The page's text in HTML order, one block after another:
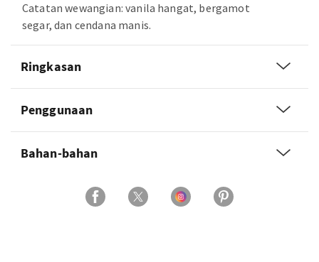
Catatan wewangian: vanila hangat, bergamot
segar, dan cendana manis.
Ringkasan
Penggunaan
Bahan-bahan